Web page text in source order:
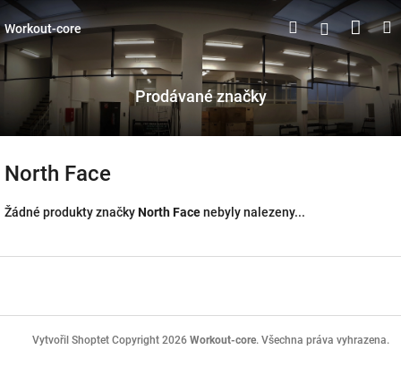
Přejít
na
obsah
Workout-core HledatPřihlášení
Prodávané značky
North Face
Žádné produkty značkyNorth Facenebyly nalezeny...
Vytvořil Shoptet Copyright 2026Workout-core. Všechna práva vyhrazena.